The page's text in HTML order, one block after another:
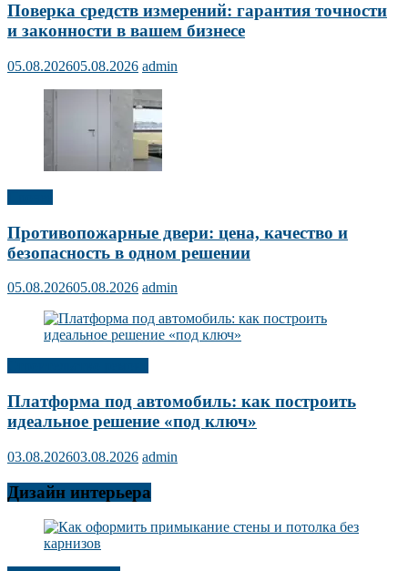
Поверка средств измерений: гарантия точности
и законности в вашем бизнесе
05.08.202605.08.2026 admin
Противопожарные двери: цена, качество и
безопасность в одном решении
05.08.202605.08.2026 admin
Платформа под автомобиль: как построить
идеальное решение «под ключ»
03.08.202603.08.2026 admin
Дизайн интерьера